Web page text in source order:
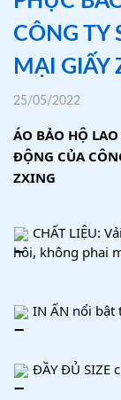
CÔNG TY
MẠI GIẤY
25/05/2022
ÁO BẢO HỘ
ĐỘNG CỦA
ZXING
CHẤT LIỆU:
hôi, không phai
IN ẤN nổi bật
ĐẦY ĐỦ SIZE